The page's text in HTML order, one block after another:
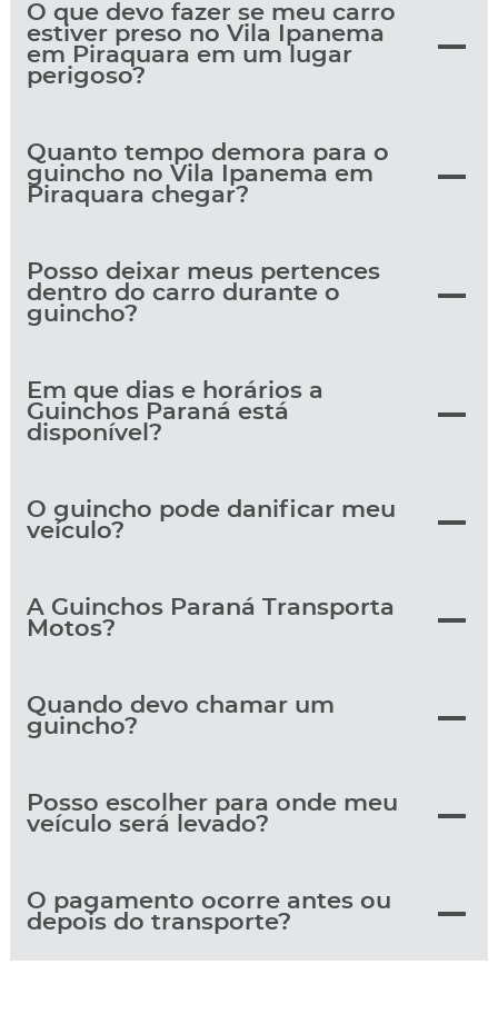
O que devo fazer se meu carro
estiver preso no Vila Ipanema
em Piraquara em um lugar
perigoso?
Quanto tempo demora para o
guincho no Vila Ipanema em
Piraquara chegar?
Posso deixar meus pertences
dentro do carro durante o
guincho?
Em que dias e horários a
Guinchos Paraná está
disponível?
O guincho pode danificar meu
veículo?
A Guinchos Paraná Transporta
Motos?
Quando devo chamar um
guincho?
Posso escolher para onde meu
veículo será levado?
O pagamento ocorre antes ou
depois do transporte?